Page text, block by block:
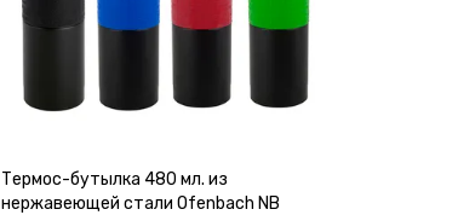
Термос-бутылка 480 мл. из
нержавеющей стали Ofenbach NB